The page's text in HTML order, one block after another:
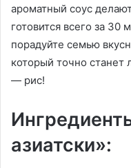
ароматный соус
готовится всего за 30
порадуйте семью
который точно
— рис!
азиатски»: